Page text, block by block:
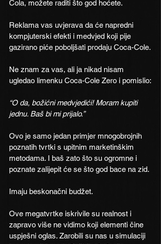
Cola, možete raditi što god hoćete.
Reklama vas uvjerava da će napredni
kompjuterski efekti i medvjed koji pije
gazirano piće poboljšati prodaju Coca-Cole.
Ne znam za vas, ali ja nikad nisam
ugledao limenku Coca-Cole Zero i pomislio:
“O da, božićni medvjedići! Moram kupiti
jednu. Baš bi mi prijalo.”
Ovo je samo jedan primjer mnogobrojnih
poznatih tvrtki s upitnim marketinškim
metodama. I baš zato što su ogromne i
poznate zalijepit će se što god bace na zid.
Imaju beskonačni budžet.
Ove megatvrtke iskrivile su realnost i
zapravo više ne vidimo koji elementi čine
uspješni oglas. Zarobili su nas u simulaciji